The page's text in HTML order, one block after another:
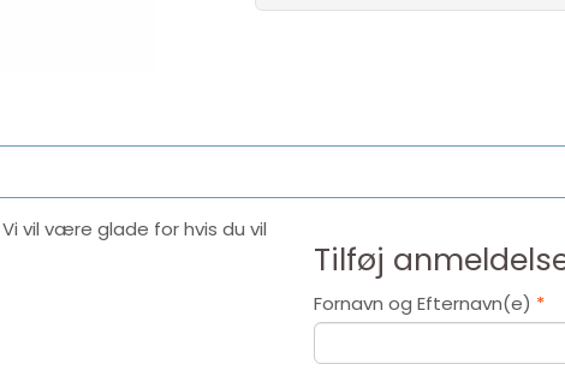
vil være glade for hvis du vil
Tilføj
Fornavn og Efternavn(e)